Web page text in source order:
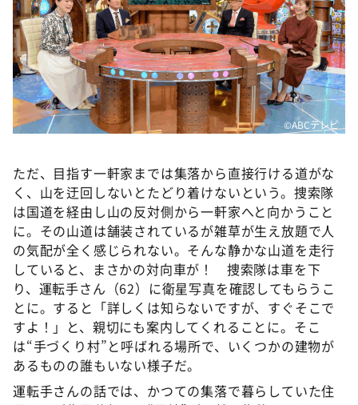
©ABCテレビ
ただ、目指す一軒家までは集落から直接行ける道がな
く、山を迂回しないとたどり着けないという。捜索隊
は国道を経由し山の反対側から一軒家へと向かうこと
に。その山道は舗装されているが雑草が生え放題で人
の気配が全く感じられない。そんな静かな山道を走行
していると、まさかの対向車が！ 捜索隊は車を下
り、運転手さん（62）に衛星写真を確認してもらうこ
とに。すると「詳しくは知らないですが、すぐそこで
すよ！」と、親切にも案内してくれることに。そこ
は“手づくり村”と呼ばれる場所で、いくつかの建物が
あるものの誰もいない様子だ。
運転手さんの話では、かつての集落で暮らしていた住